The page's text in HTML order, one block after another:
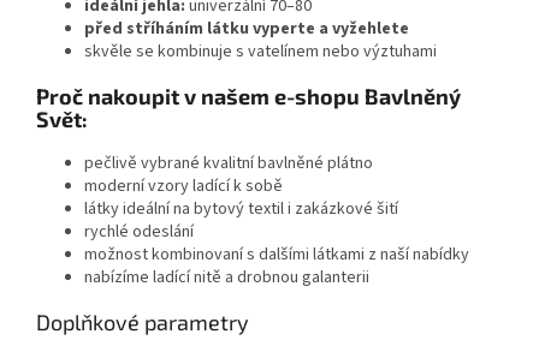
ideální jehla: univerzální 70–80
před stříháním látku vyperte a vyžehlete
skvěle se kombinuje s vatelínem nebo výztuhami
Proč nakoupit v našem e-shopu Bavlněný
Svět:
pečlivě vybrané kvalitní bavlněné plátno
moderní vzory ladící k sobě
látky ideální na bytový textil i zakázkové šití
rychlé odeslání
možnost kombinovaní s dalšími látkami z naší nabídky
nabízíme ladící nitě a drobnou galanterii
Doplňkové parametry